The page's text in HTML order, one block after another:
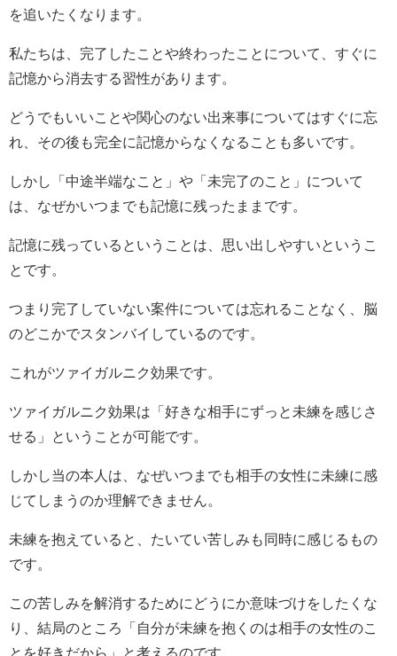
を追いたくなります。
私たちは、完了したことや終わったことについて、すぐに
記憶から消去する習性があります。
どうでもいいことや関心のない出来事についてはすぐに忘
れ、その後も完全に記憶からなくなることも多いです。
しかし「中途半端なこと」や「未完了のこと」について
は、なぜかいつまでも記憶に残ったままです。
記憶に残っているということは、思い出しやすいというこ
とです。
つまり完了していない案件については忘れることなく、脳
のどこかでスタンバイしているのです。
これがツァイガルニク効果です。
ツァイガルニク効果は「好きな相手にずっと未練を感じさ
せる」ということが可能です。
しかし当の本人は、なぜいつまでも相手の女性に未練に感
じてしまうのか理解できません。
未練を抱えていると、たいてい苦しみも同時に感じるもの
です。
この苦しみを解消するためにどうにか意味づけをしたくな
り、結局のところ「自分が未練を抱くのは相手の女性のこ
とを好きだから」と考えるのです。